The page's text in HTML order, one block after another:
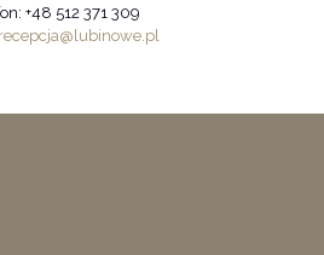
+48 512 371 309